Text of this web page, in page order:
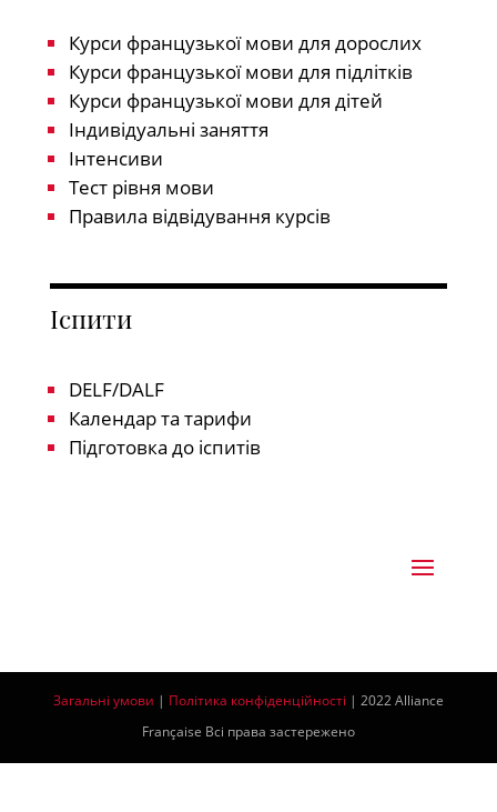
Курси французької мови для дорослих
Курси французької мови для підлітків
Курси французької мови для дітей
Індивідуальні заняття
Інтенсиви
Тест рівня мови
Правила відвідування курсів
Іспити
DELF/DALF
Календар та тарифи
Підготовка до іспитів
Загальні умови | Політика конфіденційності | 2022 Alliance
Française Всі права застережено